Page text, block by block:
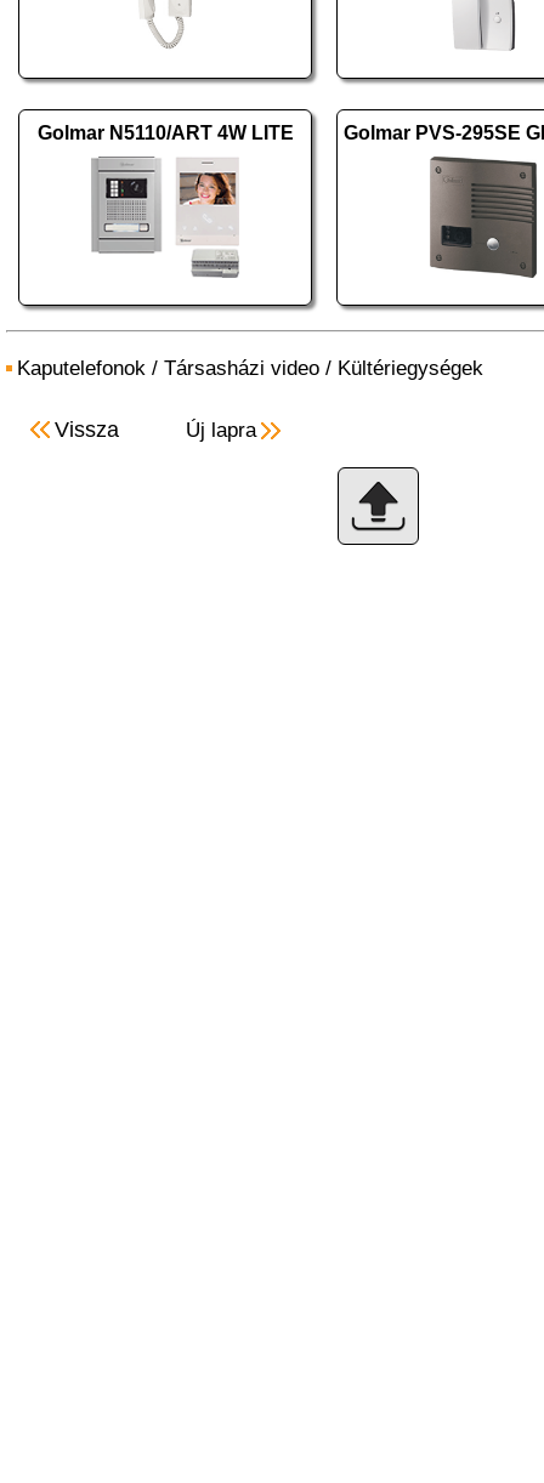
Golmar N5110/ART 4W LITE Golmar PVS-295SE
Kaputelefonok / Társasházi video / Kültériegységek
Vissza Új lapra